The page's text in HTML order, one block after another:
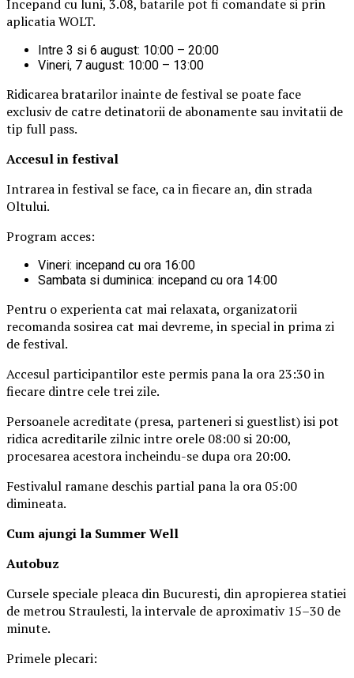
Incepand cu luni, 3.08, batarile pot fi comandate si prin
aplicatia WOLT.
Intre 3 si 6 august: 10:00 – 20:00
Vineri, 7 august: 10:00 – 13:00
Ridicarea bratarilor inainte de festival se poate face
exclusiv de catre detinatorii de abonamente sau invitatii de
tip full pass.
Accesul in festival
Intrarea in festival se face, ca in fiecare an, din strada
Oltului.
Program acces:
Vineri: incepand cu ora 16:00
Sambata si duminica: incepand cu ora 14:00
Pentru o experienta cat mai relaxata, organizatorii
recomanda sosirea cat mai devreme, in special in prima zi
de festival.
Accesul participantilor este permis pana la ora 23:30 in
fiecare dintre cele trei zile.
Persoanele acreditate (presa, parteneri si guestlist) isi pot
ridica acreditarile zilnic intre orele 08:00 si 20:00,
procesarea acestora incheindu-se dupa ora 20:00.
Festivalul ramane deschis partial pana la ora 05:00
dimineata.
Cum ajungi la Summer Well
Autobuz
Cursele speciale pleaca din Bucuresti, din apropierea statiei
de metrou Straulesti, la intervale de aproximativ 15–30 de
minute.
Primele plecari: